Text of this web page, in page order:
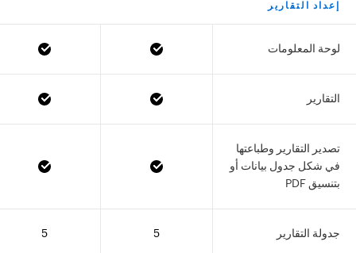
إعداد التقارير
لوحة المعلومات
التقارير
تصدير التقارير وطباعتها
في شكل جدول بيانات أو
بتنسيق PDF
جدولة التقارير 5
5